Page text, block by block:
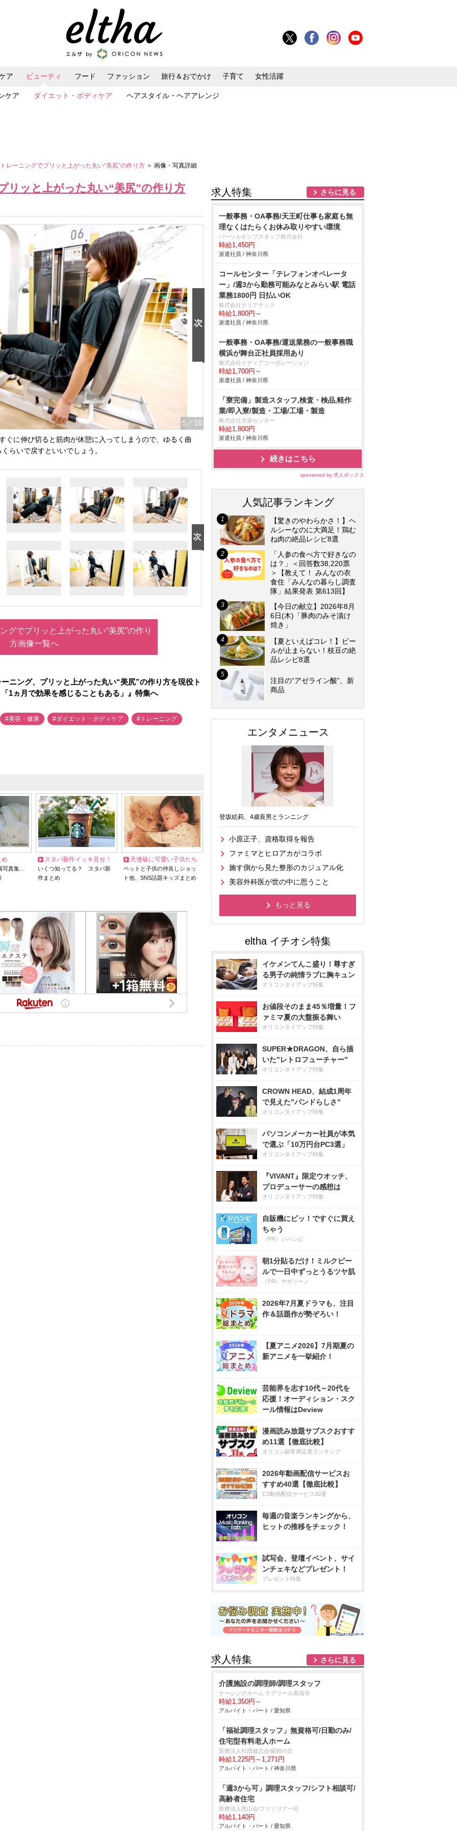
ア ビューティ
ケア ダイエット・ボディケア ヘアスタイル・ヘアアレンジ
フード ファッション 旅行＆おでかけ 子育て 女性活躍
レーニングでプリッと上がった丸い“美尻”の作り方 ＞ 画像・写真詳細
リッと上がった丸い“美尻”の作り方
5 ／16
ぐに伸び切ると筋肉が休憩に入ってしまうので、ゆるく曲
らいで戻すといいでしょう。
グでプリッと上がった丸い“美尻”の作り
方画像一覧へ
ニング、プリッと上がった丸い“美尻”の作り方を現役ト
1ヵ月で効果を感じることもある」』特集へ
#美容・健康 #ダイエット・ボディケア #トレーニング
め
写真集…
スタバ新作イッキ見せ！
いくつ知ってる？ スタバ新
作まとめ
天使級に可愛い子供たち
ペットと子供の仲良しショッ
ト他、SNS話題キッズまとめ
求人特集 さらに見る
一般事務・OA事務/天王町仕事も家庭も無
理なくはたらくお休み取りやすい環境
パーソルテンプスタッフ株式会社
時給1,450円
派遣社員 / 神奈川県
コールセンター「テレフォンオペレータ
ー」/週3から勤務可能みなとみらい駅 電話
業務1800円 日払いOK
株式会社クリアテック
時給1,800円～
派遣社員 / 神奈川県
一般事務・OA事務/運送業務の一般事務職
横浜が舞台正社員採用あり
株式会社イディアコーポレーション
時給1,700円～
派遣社員 / 神奈川県
「寮完備」製造スタッフ,検査・検品,軽作
業/即入寮/製造・工場/工場・製造
株式会社京栄センター
時給1,800円
派遣社員 / 神奈川県
続きはこちら
sponsored by 求人ボックス
人気記事ランキング
【驚きのやわらかさ！】ヘ
ルシーなのに大満足！鶏む
ね肉の絶品レシピ8選
「人参の食べ方で好きなの
は？」＜回答数38,220票
＞【教えて！ みんなの衣
食住「みんなの暮らし調査
隊」結果発表 第613回】
【今日の献立】2026年8月
6日(木)「豚肉のみそ漬け
焼き」
【夏といえばコレ！】ビー
ルが止まらない！枝豆の絶
品レシピ8選
注目の“アゼライン酸”、新
商品
エンタメニュース
登坂絵莉、4歳長男とランニング
小原正子、資格取得を報告
ファミマとヒロアカがコラボ
施す側から見た整形のカジュアル化
美容外科医が世の中に思うこと
もっと見る
イケメンてんこ盛り！尊すぎ
る男子の純情ラブに胸キュン
オリコンタイアップ特集
お値段そのまま45％増量！フ
ァミマ夏の大盤振る舞い
オリコンタイアップ特集
SUPER★DRAGON、自ら描
いた”レトロフューチャー”
オリコンタイアップ特集
CROWN HEAD、結成1周年
で見えた”バンドらしさ”
オリコンタイアップ特集
パソコンメーカー社員が本気
で選ぶ「10万円台PC3選」
オリコンタイアップ特集
『VIVANT』限定ウオッチ、
プロデューサーの感想は
オリコンタイアップ特集
自販機にピッ！ですぐに買え
ちゃう
（PR）ジハンピ
朝1分貼るだけ！ミルクピー
ルで一日中ずっとうるツヤ肌
（PR）サボリーノ
2026年7月夏ドラマも、注目
作＆話題作が勢ぞろい！
【夏アニメ2026】7月期夏の
新アニメを一挙紹介！
芸能界を志す10代～20代を
応援！オーディション・スク
ール情報はDeview
漫画読み放題サブスクおすす
め11選【徹底比較】
オリコン顧客満足度ランキング
2026年動画配信サービスお
すすめ40選【徹底比較】
CS動画配信サービス20選
毎週の音楽ランキングから、
ヒットの推移をチェック！
試写会、登壇イベント、サイ
ンチェキなどプレゼント！
プレゼント特集
求人特集 さらに見る
介護施設の調理師/調理スタッフ
ナーシングホーム ケアリール真福寺
時給1,350円～
アルバイト・パート / 愛知県
「福祉調理スタッフ」無資格可/日勤のみ/
住宅型有料老人ホーム
医療法人社団健志会/銀鈴の丘
時給1,225円～1,271円
アルバイト・パート / 神奈川県
「週3から可」調理スタッフ/シフト相談可/
高齢者住宅
医療法人悠山会/ファミリア一社
時給1,140円
アルバイト・パート / 愛知県